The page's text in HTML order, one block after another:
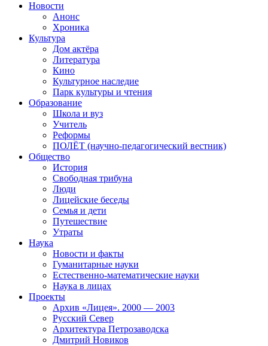
Новости
Анонс
Хроника
Культура
Дом актёра
Литература
Кино
Культурное наследие
Парк культуры и чтения
Образование
Школа и вуз
Учитель
Реформы
ПОЛЁТ (научно-педагогический вестник)
Общество
История
Свободная трибуна
Люди
Лицейские беседы
Семья и дети
Путешествие
Утраты
Наука
Новости и факты
Гуманитарные науки
Естественно-математические науки
Наука в лицах
Проекты
Архив «Лицея». 2000 — 2003
Русский Север
Архитектура Петрозаводска
Дмитрий Новиков